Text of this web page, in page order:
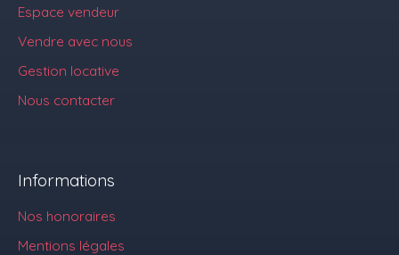
Espace vendeur
Vendre avec nous
Gestion locative
Nous contacter
Informations
Nos honoraires
Mentions légales